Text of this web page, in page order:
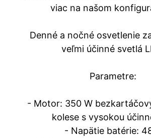
viac na našom
Denné a nočné osvetlenie
veľmi účinné svetlá
Parametre:
- Motor: 350 W
kolese s vysokou
- Napätie batérie: